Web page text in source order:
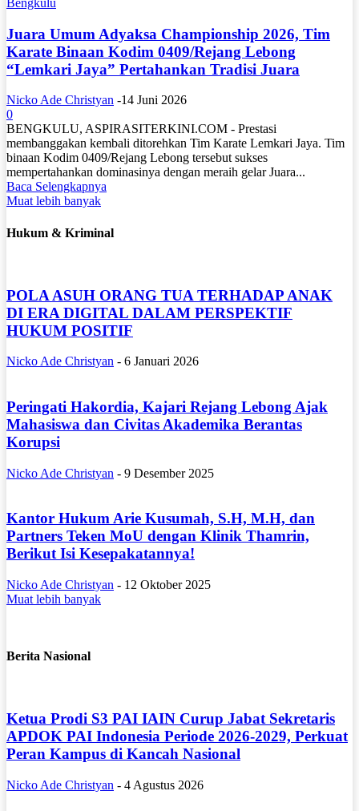
Juara Umum Adyaksa Championship 2026, Tim
Karate Binaan Kodim 0409/Rejang Lebong
“Lemkari Jaya” Pertahankan Tradisi Juara
Nicko Ade Christyan -14 Juni 2026
0
BENGKULU, ASPIRASITERKINI.COM - Prestasi
membanggakan kembali ditorehkan Tim Karate Lemkari Jaya. Tim
binaan Kodim 0409/Rejang Lebong tersebut sukses
mempertahankan dominasinya dengan meraih gelar Juara...
Baca Selengkapnya
Muat lebih banyak
Hukum & Kriminal
POLA ASUH ORANG TUA TERHADAP ANAK
DI ERA DIGITAL DALAM PERSPEKTIF
HUKUM POSITIF
Nicko Ade Christyan - 6 Januari 2026
Peringati Hakordia, Kajari Rejang Lebong Ajak
Mahasiswa dan Civitas Akademika Berantas
Korupsi
Nicko Ade Christyan - 9 Desember 2025
Kantor Hukum Arie Kusumah, S.H, M.H, dan
Partners Teken MoU dengan Klinik Thamrin,
Berikut Isi Kesepakatannya!
Nicko Ade Christyan - 12 Oktober 2025
Muat lebih banyak
Berita Nasional
Ketua Prodi S3 PAI IAIN Curup Jabat Sekretaris
APDOK PAI Indonesia Periode 2026-2029, Perkuat
Peran Kampus di Kancah Nasional
Nicko Ade Christyan - 4 Agustus 2026